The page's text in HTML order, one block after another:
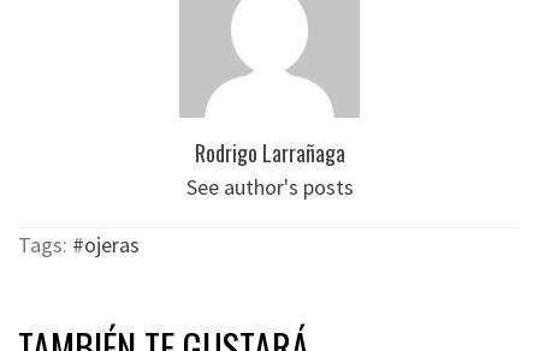
Rodrigo Larrañaga
See author's posts
Tags: #ojeras